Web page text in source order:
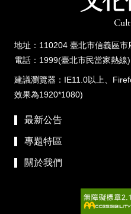
地址：110204 臺北市信義區市
電話：1999(臺北市民當家熱
建議瀏覽器：IE11.0以上、
效果為1920*1080)
最新公告
專題特區
關於我們